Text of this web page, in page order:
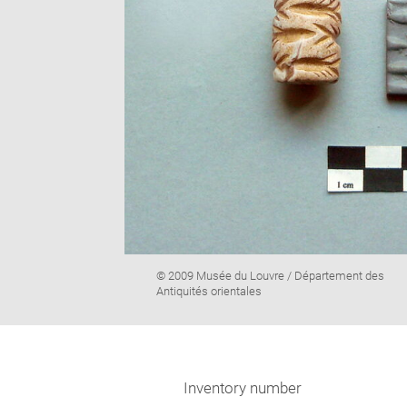
Image
caption:
© 2009 Musée du Louvre / Département des
Antiquités orientales
Inventory number